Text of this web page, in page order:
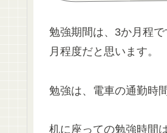
勉強期間は、3か月程
月程度だと思います。
勉強は、電車の通勤時
机に座っての勉強時間